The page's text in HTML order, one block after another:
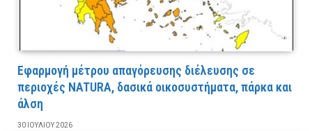
Εφαρμογή μέτρου απαγόρευσης διέλευσης σε
περιοχές NATURA, δασικά οικοσυστήματα, πάρκα και
άλση
30 ΙΟΥΛΊΟΥ 2026